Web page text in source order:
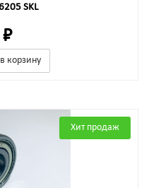
SKL
корзину
Хит продаж